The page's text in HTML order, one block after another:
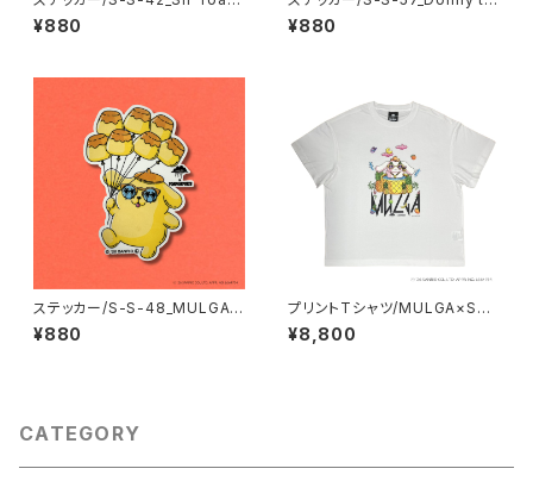
ish the Tiger
¥880
e Duck
¥880
ステッカー/S-S-48_MULGA x
SANRIO CHARACTERS_Po
mpompurin
¥880
プリントTシャツ/MULGA×SAN
RIOCHARACTERS_Cinnamo
roll
¥8,800
CATEGORY